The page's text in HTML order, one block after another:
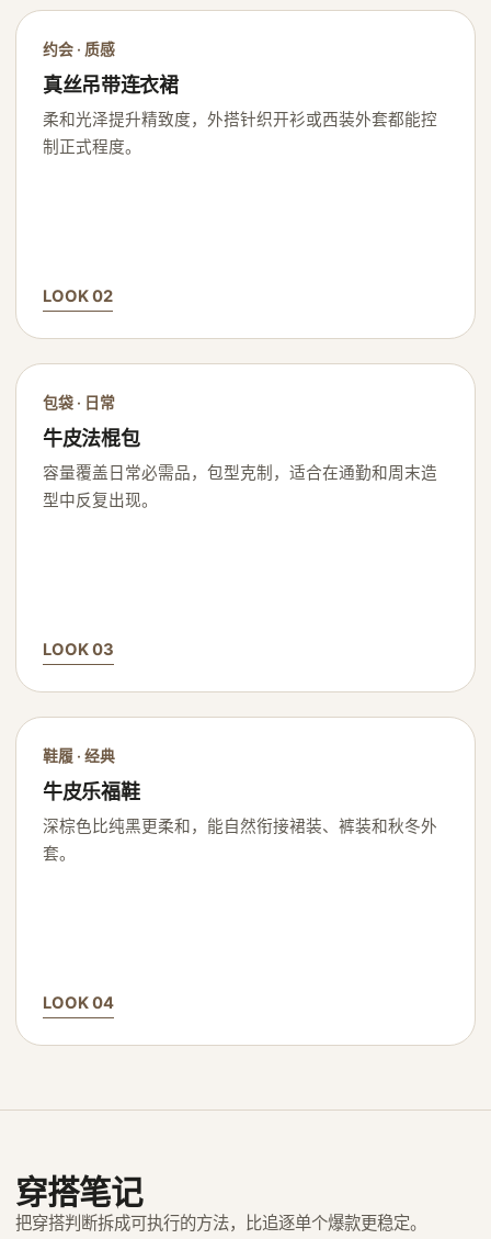
约会 · 质感
真丝吊带连衣裙
柔和光泽提升精致度，外搭针织开衫或西装外套都能控
制正式程度。
LOOK 02
包袋 · 日常
牛皮法棍包
容量覆盖日常必需品，包型克制，适合在通勤和周末造
型中反复出现。
LOOK 03
鞋履 · 经典
牛皮乐福鞋
深棕色比纯黑更柔和，能自然衔接裙装、裤装和秋冬外
套。
LOOK 04
穿搭笔记
把穿搭判断拆成可执行的方法，比追逐单个爆款更稳定。